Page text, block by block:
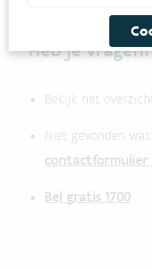
Heb je vragen?
Bekijk het
Niet gevonden
contactformulier
Bel gratis 1700